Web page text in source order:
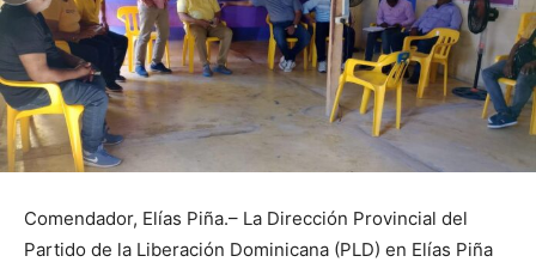
Comendador, Elías Piña.– La Dirección Provincial del
Partido de la Liberación Dominicana (PLD) en Elías Piña